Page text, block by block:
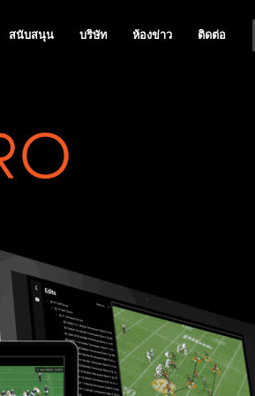
สนับสนุน บริษัท ห้องข่าว ติดต่อ